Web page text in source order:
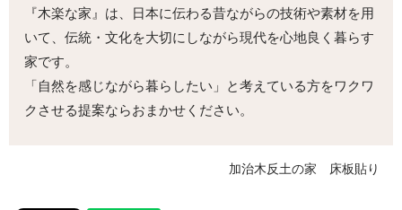
『木楽な家』は、日本に伝わる昔ながらの技術や素材を用
いて、伝統・文化を大切にしながら現代を心地良く暮らす
家です。
「自然を感じながら暮らしたい」と考えている方をワクワ
クさせる提案ならおまかせください。
加治木反土の家 床板貼り